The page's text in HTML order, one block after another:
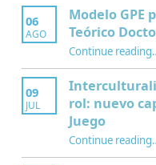
06
AGO
Modelo GPE
Teórico
Continue reading
09
JUL
rol: nuevo
Juego
Continue reading